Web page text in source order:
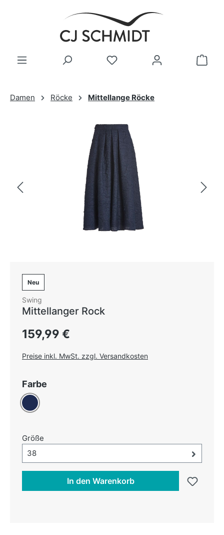
Zum Hauptinhalt springen
Damen Röcke Mittellange Röcke
Bildergalerie überspringen
Neu
Swing
Mittellanger Rock
Regulärer Preis:
159,99 €
Preise inkl. MwSt. zzgl. Versandkosten
Farbe
Dunkelblau
Größe
Größe-Auswahl öffnen, aktuell ausgewählt:
38
In den Warenkorb